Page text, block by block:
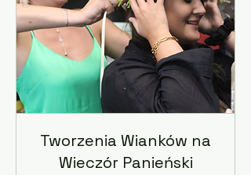
Tworzenia Wianków na
Wieczór Panieński